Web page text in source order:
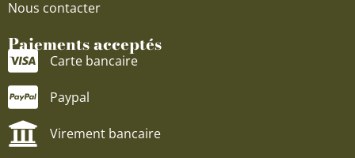
Nous contacter
Paiements acceptés
Carte bancaire
Paypal
Virement bancaire